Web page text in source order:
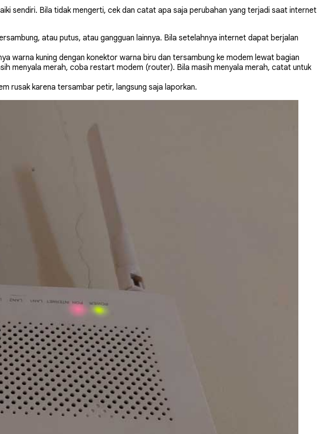
sendiri. Bila tidak mengerti, cek dan catat apa saja perubahan yang terjadi saat internet
atau putus, atau gangguan lainnya. Bila setelahnya internet dapat berjalan
warna kuning dengan konektor warna biru dan tersambung ke modem lewat bagian
menyala merah, coba restart modem (router). Bila masih menyala merah, catat untuk
rusak karena tersambar petir, langsung saja laporkan.